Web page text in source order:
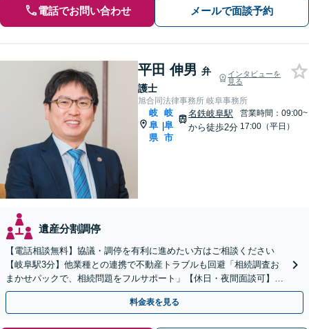
電話でお問い合わせ メールで面談予約
平田 伸男 弁
護士
インタビューを
見る
旭合同法律事務所 岐阜事務所
岐
阜
県
|
岐
阜
市
名鉄岐阜駅
から徒歩2分
営業時間：09:00~
17:00（平日）
遺産分割調停
【電話相談無料】協議・調停を有利に進めたい方はご相談ください
【岐阜駅3分】他業種との連携で不動産トラブルも回避「相続調査お
まかせパックで、相続問題をフルサポート」【休日・夜間面談可】
【電話相談・ビデオ面談あり】【完全個室対応】
料金表を見る